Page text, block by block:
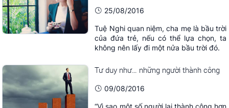
25/08/2016
Tuệ Nghi quan niệm, cha mẹ là bầu trời
của đứa trẻ, nếu có thể lựa chọn, ta
không nên lấy đi một nửa bầu trời đó.
Tư duy như… những người thành công
09/08/2016
“Vì sao một số người lại thành công hơn